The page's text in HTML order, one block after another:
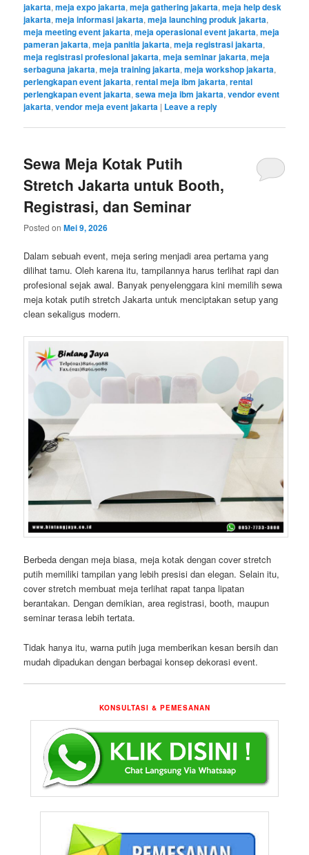
jakarta,meja expo jakarta,meja gathering jakarta,meja help desk
jakarta,meja informasi jakarta,meja launching produk jakarta,
meja meeting event jakarta,meja operasional event jakarta,meja
pameran jakarta,meja panitia jakarta,meja registrasi jakarta,
meja registrasi profesional jakarta,meja seminar jakarta,meja
serbaguna jakarta,meja training jakarta,meja workshop jakarta,
perlengkapan event jakarta,rental meja ibm jakarta,rental
perlengkapan event jakarta,sewa meja ibm jakarta,vendor event
jakarta,vendor meja event jakarta | Leave a reply
Sewa Meja Kotak Putih
Stretch Jakarta untuk Booth,
Registrasi, dan Seminar
Posted onMei 9, 2026
Dalam sebuah event, meja sering menjadi area pertama yang
dilihat tamu. Oleh karena itu, tampilannya harus terlihat rapi dan
profesional sejak awal. Banyak penyelenggara kini memilih sewa
meja kotak putih stretch Jakarta untuk menciptakan setup yang
clean sekaligus modern.
Berbeda dengan meja biasa, meja kotak dengan cover stretch
putih memiliki tampilan yang lebih presisi dan elegan. Selain itu,
cover stretch membuat meja terlihat rapat tanpa lipatan
berantakan. Dengan demikian, area registrasi, booth, maupun
seminar terasa lebih tertata.
Tidak hanya itu, warna putih juga memberikan kesan bersih dan
mudah dipadukan dengan berbagai konsep dekorasi event.
KONSULTASI & PEMESANAN